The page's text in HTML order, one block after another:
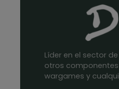
Líder en el sector
otros
wargames y